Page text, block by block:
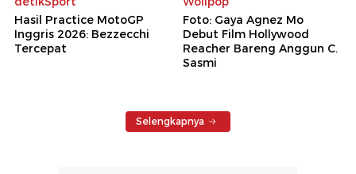
Hasil Practice MotoGP
Inggris 2026: Bezzecchi
Tercepat
Foto: Gaya Agnez Mo
Debut Film Hollywood
Reacher Bareng Anggun C.
Sasmi
Selengkapnya